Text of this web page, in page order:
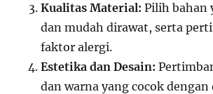
Kualitas Material: Pilih bahan
dan mudah dirawat, serta
faktor alergi.
Estetika dan Desain:
dan warna yang cocok dengan